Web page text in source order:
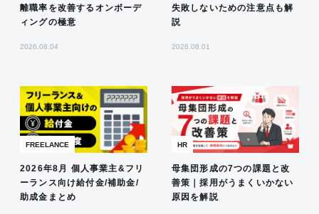
離職率を改善するオンボーデ
ィングの極意
2026.08.04
失敗しないための注意点も解
説
2026.08.01
FREELANCE
2026年8月 個人事業主&フリ
ーランス向け給付金/補助金/
助成金まとめ
HR
母集団形成の7つの課題と改
善策｜採用がうまくいかない
原因を解説